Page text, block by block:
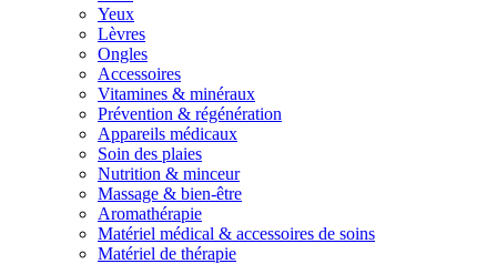
Yeux
Lèvres
Ongles
Accessoires
Vitamines & minéraux
Prévention & régénération
Appareils médicaux
Soin des plaies
Nutrition & minceur
Massage & bien-être
Aromathérapie
Matériel médical & accessoires de soins
Matériel de thérapie